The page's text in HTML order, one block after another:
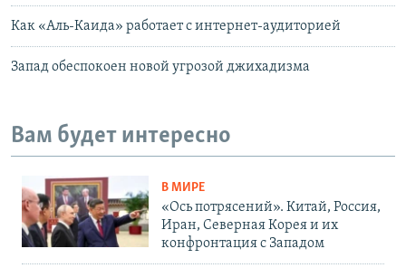
Как «Аль-Каида» работает с интернет-аудиторией
Запад обеспокоен новой угрозой джихадизма
Вам будет интересно
В МИРЕ
«Ось потрясений». Китай, Россия,
Иран, Северная Корея и их
конфронтация с Западом